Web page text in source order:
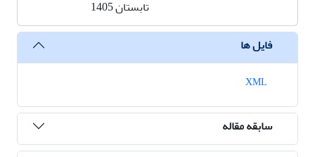
تابستان 1405
فایل ها
سابقه مقاله